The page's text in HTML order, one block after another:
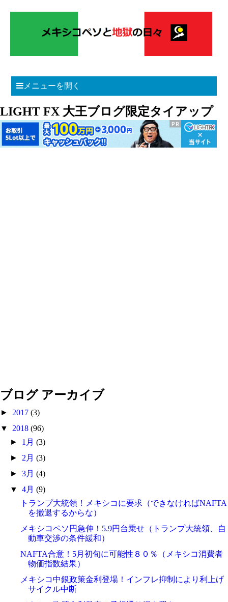
メニューを開く
LIGHT FX 大王ブログ限定タイアップ
ブログ アーカイブ
► 2017 (3)
▼ 2018 (96)
► 1月(3)
► 2月(3)
►3月(4)
▼4月(9)
トランプ大統領！メキシコに要求（できなければNAFTA
を撤退するからな）
メキシコペソ円急伸！5.9円台乗せ（トランプ大統領、自
動車交渉の条件緩和）
NAFTA合意！5月初旬に可能性８０％（メキシコ消費者
物価指数結果）
メキシコ中銀政策金利登場！インフレ抑制により利上げ
サイクル中断